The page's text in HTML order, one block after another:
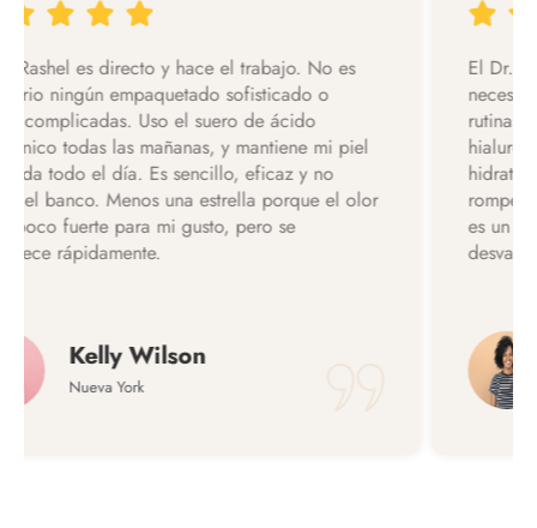
El Dr. Rashel es directo y hace el trabajo. No es
necesario ningún empaquetado sofisticado o
rutinas complicadas. Uso el suero de ácido
hialurónico todas las mañanas, y mantiene mi piel
hidratada todo el día. Es sencillo, eficaz y no
rompe el banco. Menos una estrella porque el olor
es un poco fuerte para mi gusto, pero se
desvanece rápidamente.
Marissa Dian